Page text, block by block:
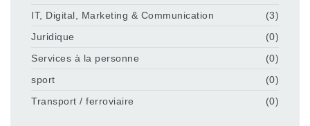
IT, Digital, Marketing & Communication
(3)
Juridique
(0)
Services à la personne
(0)
sport
(0)
Transport / ferroviaire
(0)